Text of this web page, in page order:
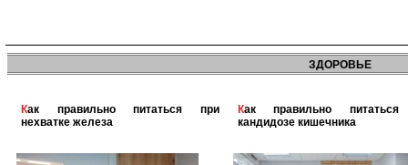
ЗДОРОВЬЕ
Как правильно питаться при
нехватке железа
Как правильно питаться при
кандидозе кишечника